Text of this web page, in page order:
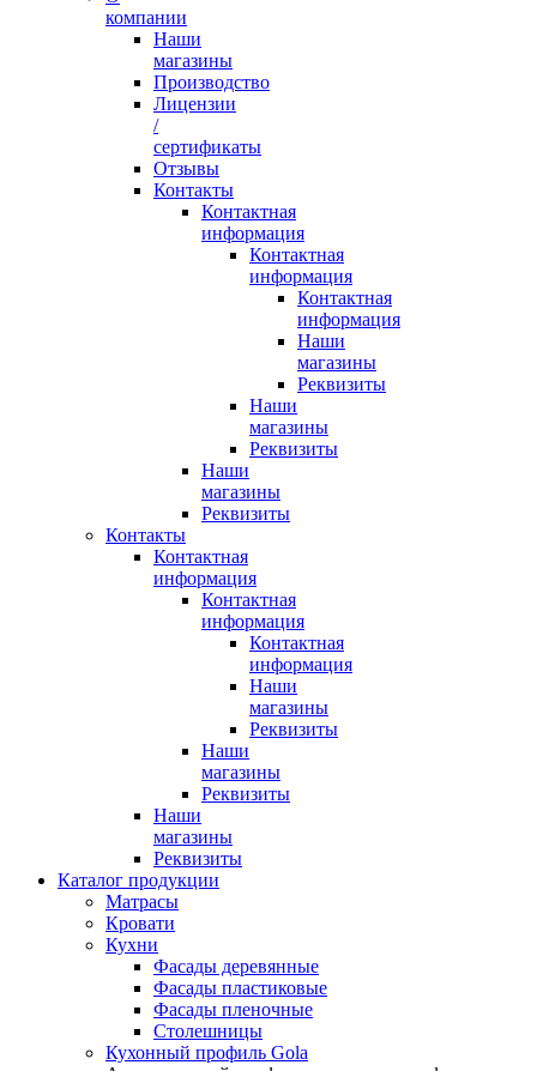
компании
Наши
магазины
Производство
Лицензии
/
сертификаты
Отзывы
Контакты
Контактная
информация
Контактная
информация
Контактная
информация
Наши
магазины
Реквизиты
Наши
магазины
Реквизиты
Наши
магазины
Реквизиты
Контакты
Контактная
информация
Контактная
информация
Контактная
информация
Наши
магазины
Реквизиты
Наши
магазины
Реквизиты
Наши
магазины
Реквизиты
Каталог продукции
Матрасы
Кровати
Кухни
Фасады деревянные
Фасады пластиковые
Фасады пленочные
Столешницы
Кухонный профиль Gola